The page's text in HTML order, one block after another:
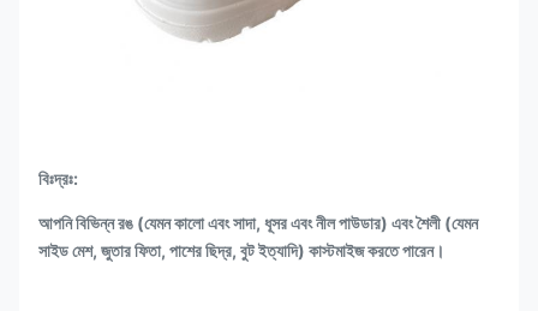
বিঃদ্রঃ:
আপনি বিভিন্ন রঙ (যেমন কালো এবং সাদা, ধূসর এবং নীল পাউডার) এবং শৈলী (যেমন
সাইড মেশ, জুতার ফিতা, পাশের ছিদ্র, বুট ইত্যাদি) কাস্টমাইজ করতে পারেন।